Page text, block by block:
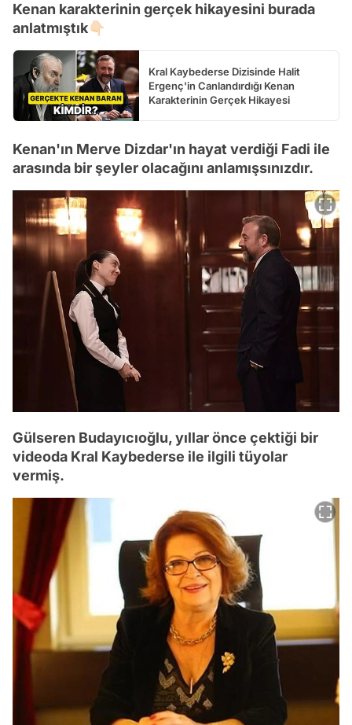
Kenan karakterinin gerçek hikayesini burada
anlatmıştık👇🏻
Kral Kaybederse Dizisinde Halit
Ergenç'in Canlandırdığı Kenan
Karakterinin Gerçek Hikayesi
Kenan'ın Merve Dizdar'ın hayat verdiği Fadi ile
arasında bir şeyler olacağını anlamışsınızdır.
Gülseren Budayıcıoğlu, yıllar önce çektiği bir
videoda Kral Kaybederse ile ilgili tüyolar
vermiş.